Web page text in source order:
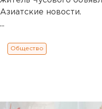
Азиатские новости.
...
Общество